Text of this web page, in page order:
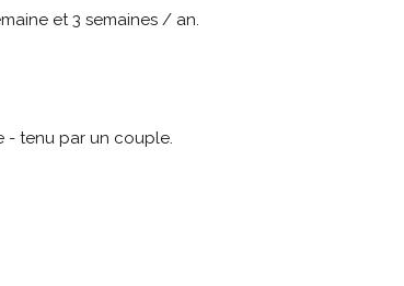
et 3 semaines / an.
- tenu par un couple.